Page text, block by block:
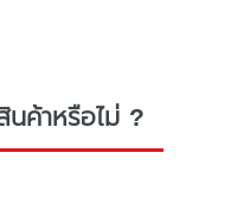
นค้าหรือไม่ ?